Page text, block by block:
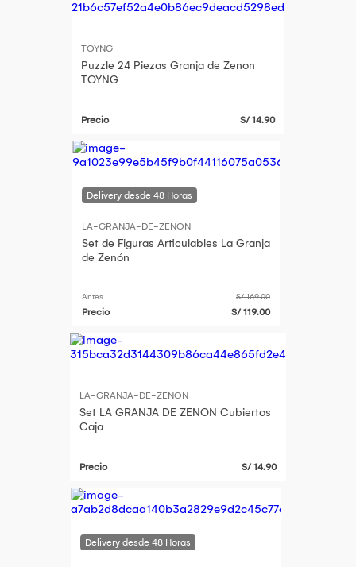
TOYNG
Puzzle 24 Piezas Granja de Zenon
TOYNG
Precio S/ 14.90
LA-GRANJA-DE-ZENON
Set de Figuras Articulables La Granja
de Zenón
Antes S/ 169.00
Precio S/ 119.00
LA-GRANJA-DE-ZENON
Set LA GRANJA DE ZENON Cubiertos
Caja
Precio S/ 14.90